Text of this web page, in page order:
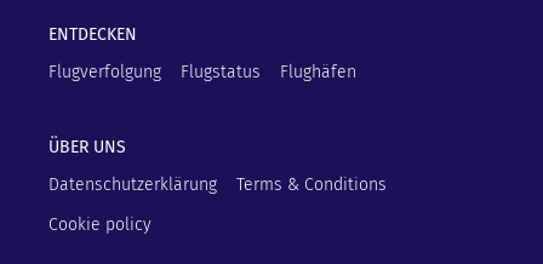
ENTDECKEN
Flugverfolgung
Flugstatus Flughäfen
ÜBER UNS
Datenschutzerklärung
Terms & Conditions
Cookie policy